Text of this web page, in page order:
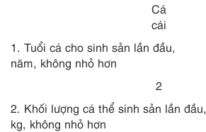
Cá
cái
1. Tuổi cá cho sinh sản lần đầu,
năm, không nhỏ hơn
2
2. Khối lượng cá thể sinh sản lần đầu,
kg, không nhỏ hơn